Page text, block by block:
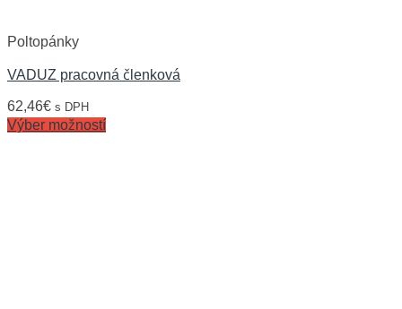
Poltopánky
VADUZ pracovná členková
62,46€ s DPH
Výber možností